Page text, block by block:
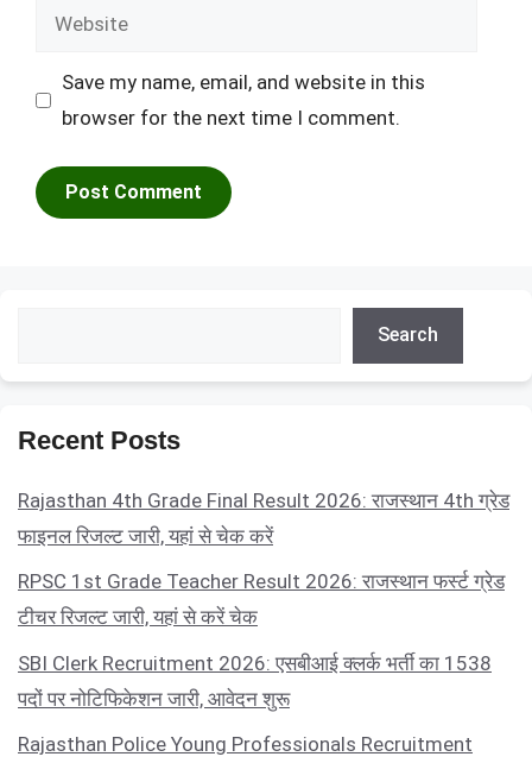
Website
Save my name, email, and website in this
browser for the next time I comment.
Search
Recent Posts
Rajasthan 4th Grade Final Result 2026: राजस्थान 4th ग्रेड
फाइनल रिजल्ट जारी, यहां से चेक करें
RPSC 1st Grade Teacher Result 2026: राजस्थान फर्स्ट ग्रेड
टीचर रिजल्ट जारी, यहां से करें चेक
SBI Clerk Recruitment 2026: एसबीआई क्लर्क भर्ती का 1538
पदों पर नोटिफिकेशन जारी, आवेदन शुरू
Rajasthan Police Young Professionals Recruitment